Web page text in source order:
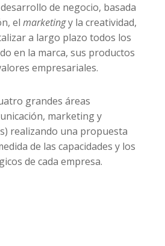
de negocio, basada
el marketingy la creatividad,
a largo plazo todos los
en la marca, sus productos
empresariales.
grandes áreas
marketing y
realizando una propuesta
de las capacidades y los
de cada empresa.